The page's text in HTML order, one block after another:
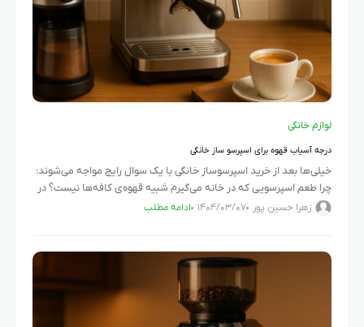
لوازم خانگی
درجه آسیاب قهوه برای اسپرسو ساز خانگی
خیلی‌ها بعد از خرید اسپرسوساز خانگی با یک سوال رایج مواجه می‌شوند:
چرا طعم اسپرسویی که در خانه می‌گیرم شبیه قهوه‌ی کافه‌ها نیست؟ در
اغلب موارد، پاسخ در درجه‌ی آسیاب
زهرا حسین پور ۱۴۰۴/۰۳/۰۷ ادامه مطلب